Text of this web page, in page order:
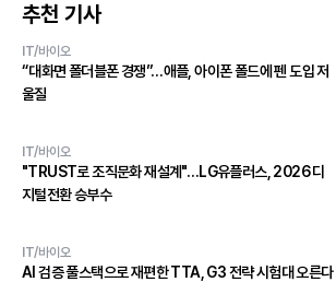
추천 기사
IT/바이오
“대화면 폴더블폰 경쟁”…애플, 아이폰 폴드에 펜 도입 저
울질
IT/바이오
"TRUST로 조직문화 재설계"…LG유플러스, 2026 디
지털전환 승부수
IT/바이오
AI 검증 풀스택으로 재편한 TTA, G3 전략 시험대 오른다